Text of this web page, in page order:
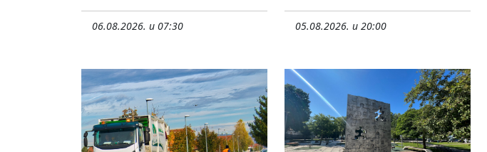
06.08.2026. u 07:30 05.08.2026. u 20:00